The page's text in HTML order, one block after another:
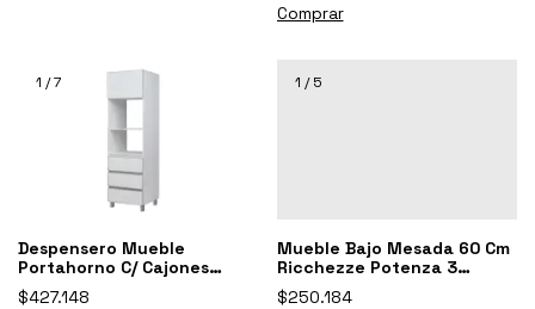
Comprar
1 /7
Despensero Mueble
Portahorno C/ Cajones
Potenza Blanco
$427.148
1 /5
Mueble Bajo Mesada 60 Cm
Ricchezze Potenza 3
Cajones Negro Antracita
$250.184